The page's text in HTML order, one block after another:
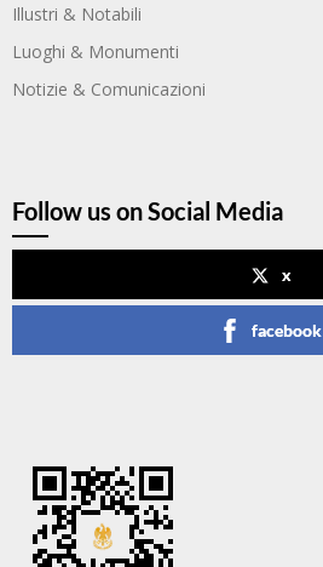
Illustri & Notabili
Luoghi & Monumenti
Notizie & Comunicazioni
Follow us on Social Media
x
facebook